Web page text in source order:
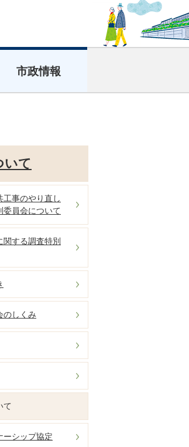
市政情報
いて
工事のやり直し
委員会について
する調査特別
のしくみ
て
ーシップ協定